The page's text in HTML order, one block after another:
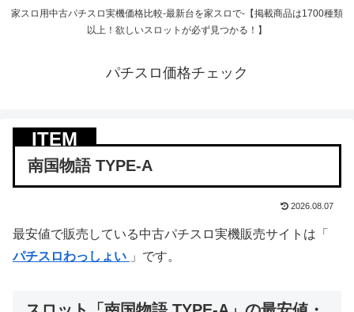
家スロ用中古パチスロ実機価格比較-最新台を家スロで-【掲載商品は1700種類
以上！欲しいスロットが必ず見つかる！】
パチスロ価格チェック
南国物語 TYPE-A
2026.08.07
最安値で販売している中古パチスロ実機販売サイトは「
パチスロわっしょい 」です。